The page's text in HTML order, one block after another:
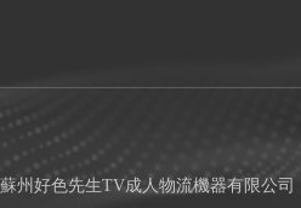
蘇州好色先生TV成人物流機器有限公司